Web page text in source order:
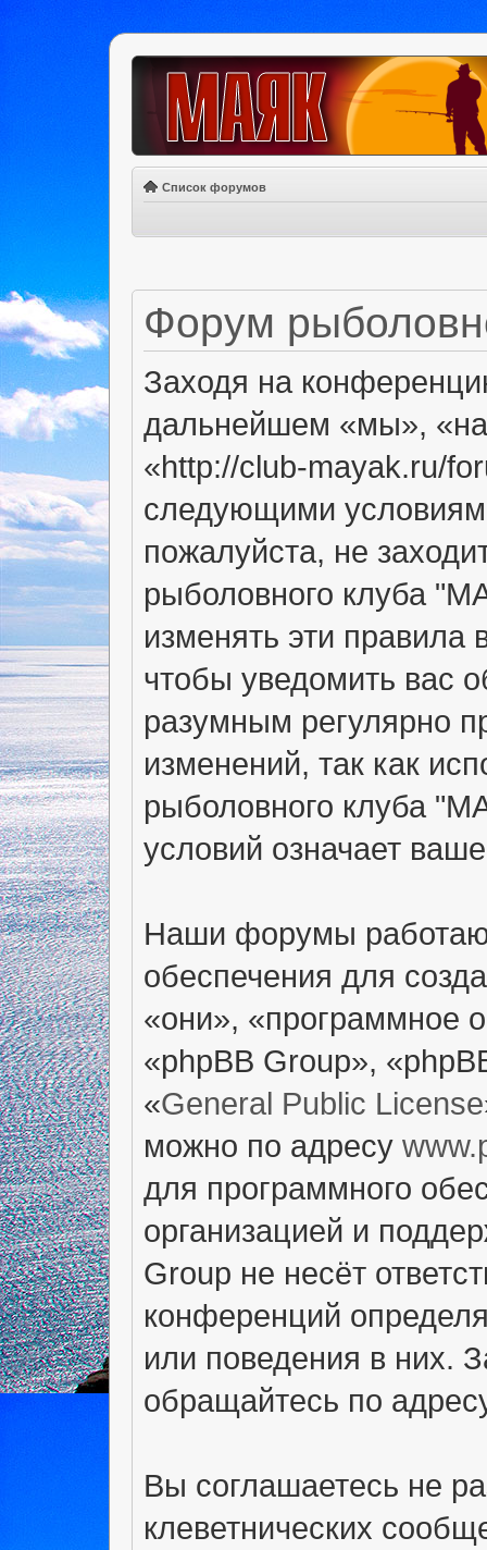
Список форумов
Форум
Заходя на
дальнейшем «мы»,
«http://club-mayak.ru/
следующими
пожалуйста, не
рыболовного клуба
изменять эти
чтобы уведомить вас
разумным регулярно
изменений, так как
рыболовного клуба
условий означает
Наши форумы
обеспечения для
«они», «программное
«phpBB Group»,
«General Public License
можно по адресу
для программного
организацией и
Group не несёт
конференций
или поведения в них.
обращайтесь по
Вы соглашаетесь не
клеветнических